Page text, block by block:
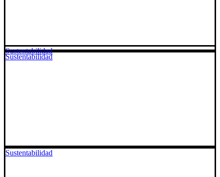
Sustentabilidad
Sustentabilidad
Sustentabilidad